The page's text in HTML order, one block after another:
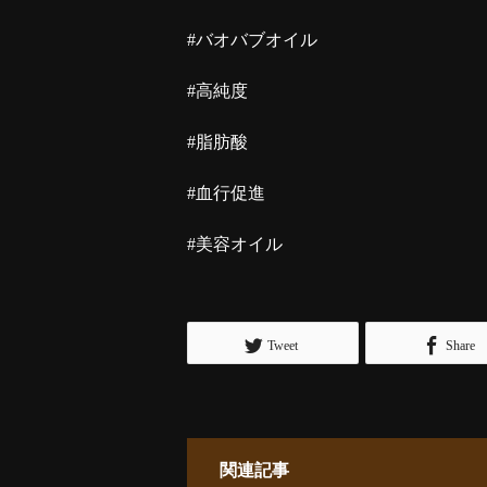
#バオバブオイル
#高純度
#脂肪酸
#血行促進
#美容オイル
Tweet Share
関連記事